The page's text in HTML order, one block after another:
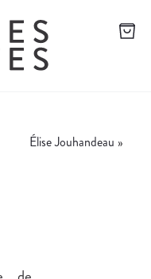
Élise Jouhandeau »